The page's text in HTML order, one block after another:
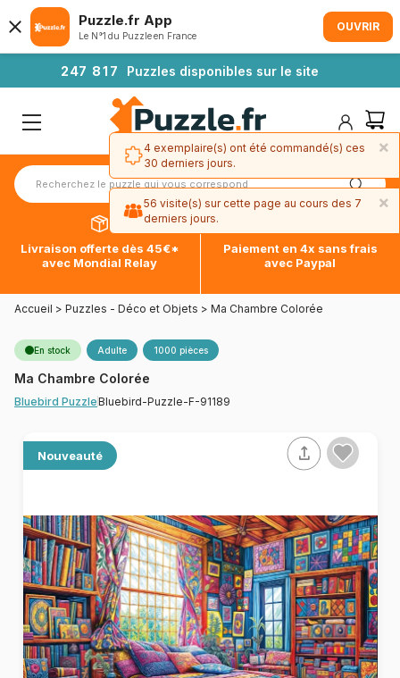
247 81 7 Puzzles disponibles sur le site
Livraison offerte dès 45€*
avec Mondial Relay
Paiement en 4x sans frais
avec Paypal
Accueil > Puzzles - Déco et Objets > Ma Chambre Colorée
En stock Adulte 1000 pièces
Ma Chambre Colorée
Bluebird PuzzleBluebird-Puzzle-F-91189
Nouveauté
Puzzle.fr App
Le N°1 du Puzzle en France
OUVRIR
×
4 exemplaire(s) ont été commandé(s) ces
30 derniers jours.
×
56 visite(s) sur cette page au cours des 7
derniers jours.